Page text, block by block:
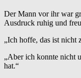
Der Mann vor ihr war
Ausdruck ruhig und
„Ich hoffe, das ist nicht
„Aber ich konnte nicht
hat.“